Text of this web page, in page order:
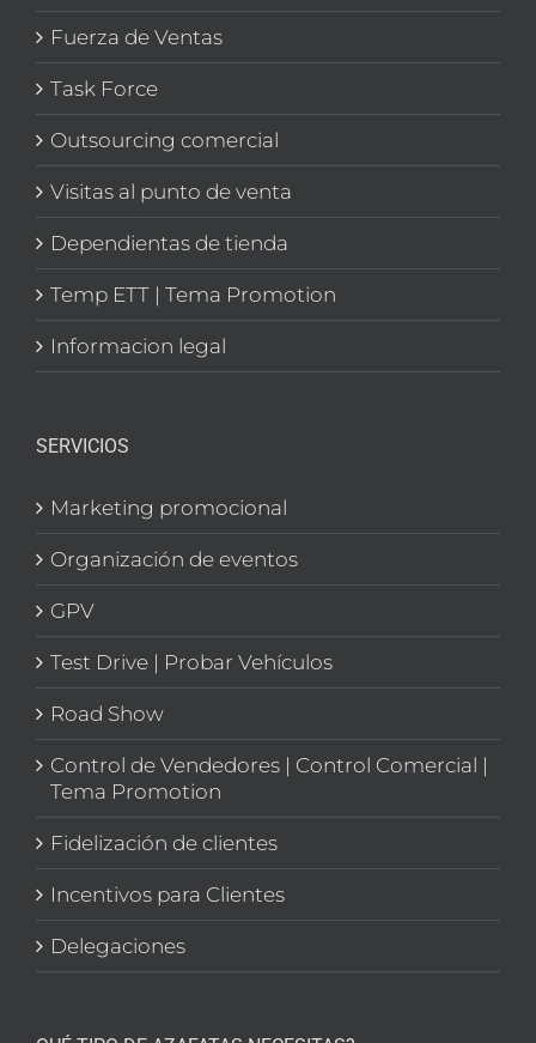
Fuerza de Ventas
Task Force
Outsourcing comercial
Visitas al punto de venta
Dependientas de tienda
Temp ETT | Tema Promotion
Informacion legal
SERVICIOS
Marketing promocional
Organización de eventos
GPV
Test Drive | Probar Vehículos
Road Show
Control de Vendedores | Control Comercial |
Tema Promotion
Fidelización de clientes
Incentivos para Clientes
Delegaciones